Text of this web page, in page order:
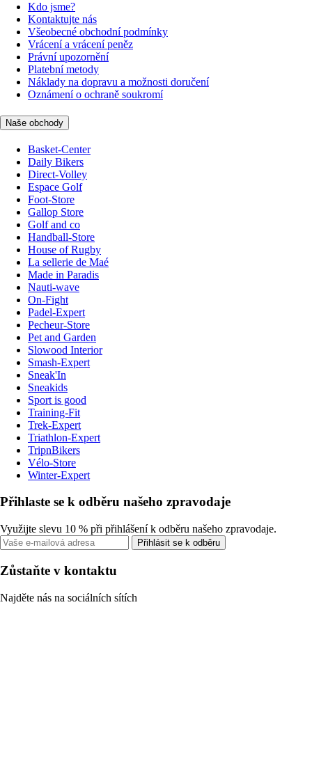
Kdo jsme?
Kontaktujte nás
Všeobecné obchodní podmínky
Vrácení a vrácení peněz
Právní upozornění
Platební metody
Náklady na dopravu a možnosti doručení
Oznámení o ochraně soukromí
Naše obchody
Basket-Center
Daily Bikers
Direct-Volley
Espace Golf
Foot-Store
Gallop Store
Golf and co
Handball-Store
House of Rugby
La sellerie de Maé
Made in Paradis
Nauti-wave
On-Fight
Padel-Expert
Pecheur-Store
Pet and Garden
Slowood Interior
Smash-Expert
Sneak'In
Sneakids
Sport is good
Training-Fit
Trek-Expert
Triathlon-Expert
TripnBikers
Vélo-Store
Winter-Expert
Přihlaste se k odběru našeho zpravodaje
Využijte slevu 10 % při přihlášení k odběru našeho zpravodaje.
Přihlásit se k odběru
Zůstaňte v kontaktu
Najděte nás na sociálních sítích